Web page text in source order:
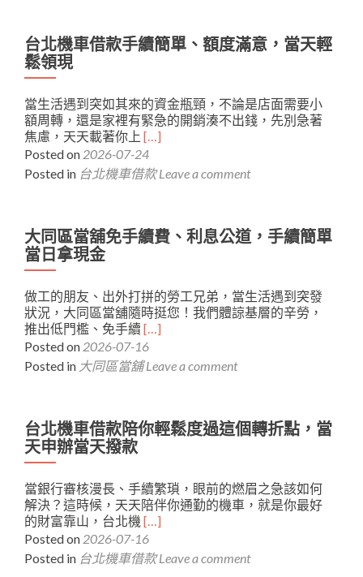
客當
舖
人
情
債，
實
產
過
難
關
台北機車借款手續簡單、額度滿意，當天輕
鬆領現
當生活遇到突如其來的資金瓶頸，不論是店面需要小
額周轉，還是家裡有緊急的開銷湊不出錢，先別急著
焦慮，天天載著你上 Read
more
about
台
車
借
續
簡
單、
額
度
天
現
[…]
Posted on 2026-07-24
Posted in 台北機車借款 Leave a comment
大同區當舖免手續費、利息公道，手續簡單
當日拿現金
做工的朋友、出外打拼的勞工兄弟，當生活遇到突發
狀況，大同區當舖隨時挺您！我們體諒基層的辛勞，
推出低門檻、免手續 Read
more
about
大
當
舖
續
費、
利
息
公
[…]
Posted on 2026-07-16
Posted in 大同區當舖 Leave a comment
台北機車借款陪你輕鬆度過這個轉折點，當
天申辦當天撥款
當銀行審核漫長、手續繁瑣，眼前的燃眉之急該如何
解決？這時候，天天陪伴你通勤的機車，就是你最好
的財富靠山，台北機 Read
more
about
台
[…]
Posted on 2026-07-16
Posted in 台北機車借款 Leave a comment